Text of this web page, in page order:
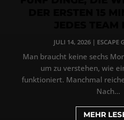
JULI 14, 2026 | ESCAPE
Man braucht keine sechs
um zu verstehen, wie
funktioniert. Manchmal
Nach...
MEHR